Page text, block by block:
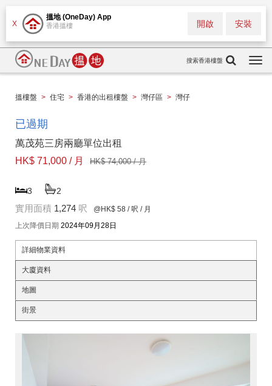
X
搵地 (OneDay) App
香港搵樓 安裝
開啟
搜索香港樓盤
搵樓盤 > 住宅 > 香港的出租樓盤 > 灣仔區 > 灣仔
已過期
萬茂苑三房兩廳單位出租
HK$ 71,000 / 月
HK$ 74,000 / 月
3 2
實用面積 1,274 呎 @HK$ 58 / 呎 / 月
上次降價日期 2024年09月28日
詳細物業資料
大廈資料
地圖
街景